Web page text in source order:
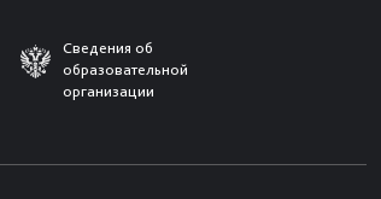
Сведения об
образовательной
организации